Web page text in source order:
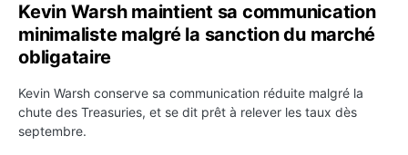
Kevin Warsh maintient sa communication
minimaliste malgré la sanction du marché
obligataire
Kevin Warsh conserve sa communication réduite malgré la
chute des Treasuries, et se dit prêt à relever les taux dès
septembre.